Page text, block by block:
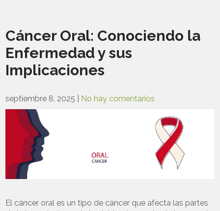
Cáncer Oral: Conociendo la
Enfermedad y sus
Implicaciones
septiembre 8, 2025 No hay comentarios
El cáncer oral es un tipo de cáncer que afecta las partes